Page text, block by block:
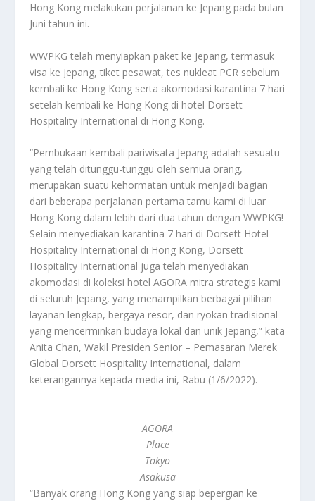
Hong Kong melakukan perjalanan ke Jepang pada bulan
Juni tahun ini.
WWPKG telah menyiapkan paket ke Jepang, termasuk
visa ke Jepang, tiket pesawat, tes nukleat PCR sebelum
kembali ke Hong Kong serta akomodasi karantina 7 hari
setelah kembali ke Hong Kong di hotel Dorsett
Hospitality International di Hong Kong.
“Pembukaan kembali pariwisata Jepang adalah sesuatu
yang telah ditunggu-tunggu oleh semua orang,
merupakan suatu kehormatan untuk menjadi bagian
dari beberapa perjalanan pertama tamu kami di luar
Hong Kong dalam lebih dari dua tahun dengan WWPKG!
Selain menyediakan karantina 7 hari di Dorsett Hotel
Hospitality International di Hong Kong, Dorsett
Hospitality International juga telah menyediakan
akomodasi di koleksi hotel AGORA mitra strategis kami
di seluruh Jepang, yang menampilkan berbagai pilihan
layanan lengkap, bergaya resor, dan ryokan tradisional
yang mencerminkan budaya lokal dan unik Jepang,” kata
Anita Chan, Wakil Presiden Senior – Pemasaran Merek
Global Dorsett Hospitality International, dalam
keterangannya kepada media ini, Rabu (1/6/2022).
AGORA
Place
Tokyo
Asakusa
“Banyak orang Hong Kong yang siap bepergian ke